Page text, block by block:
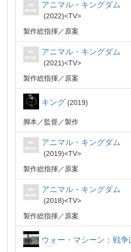
アニマル・キングダム
2022
TV
製作総指揮
原案
アニマル・キングダム
2021
TV
製作総指揮
原案
キング 2019
脚本 監督 製作
アニマル・キングダム
2019
TV
製作総指揮
原案
アニマル・キングダム
2018
TV
製作総指揮
原案
ウォー・マシーン：戦争